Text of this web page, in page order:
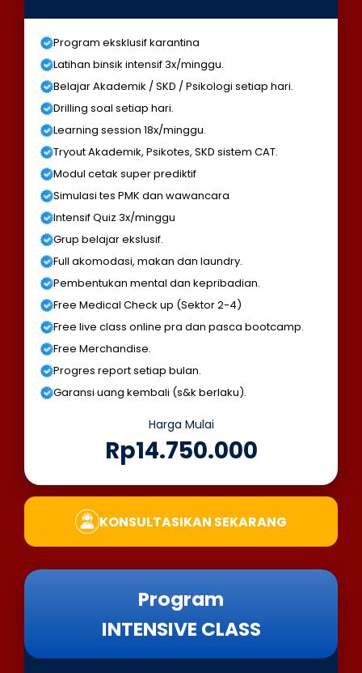
Program eksklusif karantina
Latihan binsik intensif 3x/minggu.
Belajar Akademik / SKD / Psikologi setiap hari.
Drilling soal setiap hari.
Learning session 18x/minggu.
Tryout Akademik, Psikotes, SKD sistem CAT.
Modul cetak super prediktif
Simulasi tes PMK dan wawancara
Intensif Quiz 3x/minggu
Grup belajar ekslusif.
Full akomodasi, makan dan laundry.
Pembentukan mental dan kepribadian.
Free Medical Check up (Sektor 2-4)
Free live class online pra dan pasca bootcamp.
Free Merchandise.
Progres report setiap bulan.
Garansi uang kembali (s&k berlaku).
Harga Mulai
Rp14.750.000
KONSULTASIKAN SEKARANG
Program
INTENSIVE CLASS